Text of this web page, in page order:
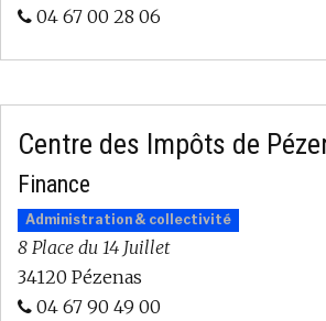
04 67 00 28 06
Centre des Impôts de
Finance
Administration & collectivité
8 Place du 14 Juillet
34120 Pézenas
04 67 90 49 00